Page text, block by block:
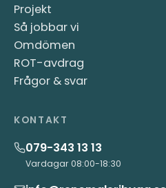
Projekt
Så jobbar vi
Omdömen
ROT-avdrag
Frågor & svar
KONTAKT
079-343 13 13
Vardagar 08:00-18:30